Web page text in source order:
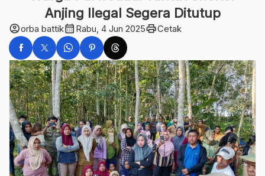
Anjing Ilegal Segera Ditutup
account_circleorba battikcalendar_month Rabu, 4 Jun 2025printCetak